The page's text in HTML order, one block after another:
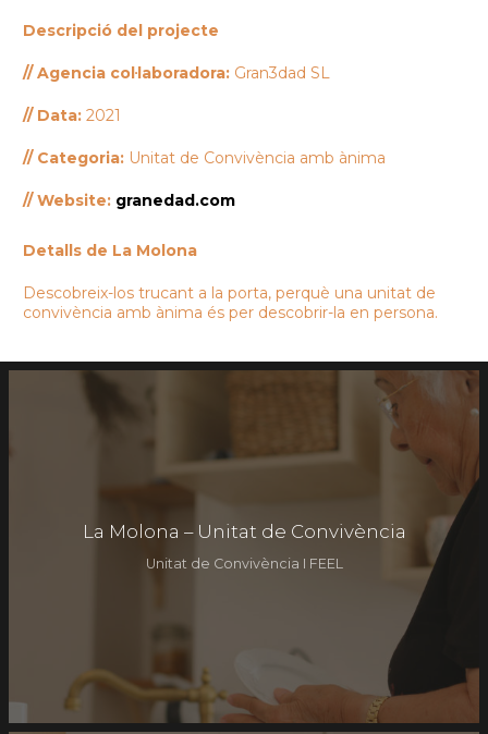
Descripció del projecte
// Agencia col·laboradora: Gran3dad SL
// Data: 2021
// Categoria: Unitat de Convivència amb ànima
// Website: granedad.com
Detalls de La Molona
Descobreix-los trucant a la porta, perquè una unitat de
convivència amb ànima és per descobrir-la en persona.
La Molona – Unitat de Convivència
Unitat de Convivència I FEEL